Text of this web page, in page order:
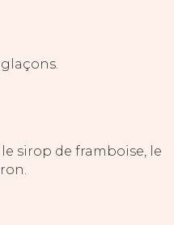
sirop de framboise, le